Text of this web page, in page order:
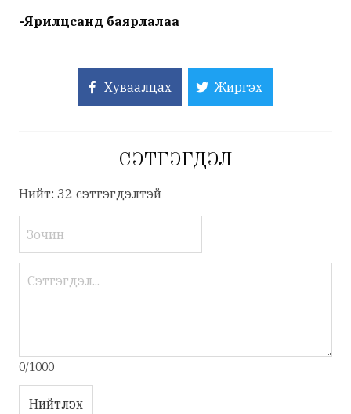
-Ярилцсанд баярлалаа
Хуваалцах Жиргэх
СЭТГЭГДЭЛ
Нийт: 32 сэтгэгдэлтэй
0/1000
Нийтлэх